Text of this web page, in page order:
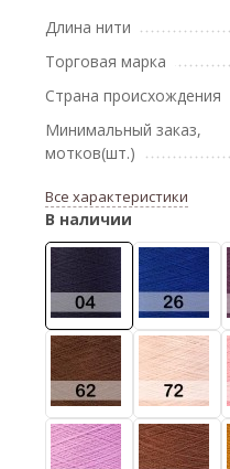
Длина нити
Торговая марка
Страна происхождения
Минимальный заказ,
мотков(шт.)
Все характеристики
В наличии